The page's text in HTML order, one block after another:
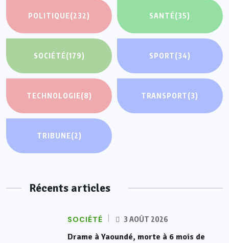
POLITIQUE(232) SANTÉ(35)
SOCIÉTÉ(179) SPORT(34)
TECHNOLOGIE(8) TRANSPORT(3)
TRIBUNE(2)
Récents articles
SOCIÉTÉ 3 AOÛT 2026
Drame à Yaoundé, morte à 6 mois de